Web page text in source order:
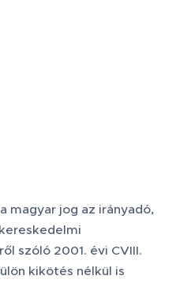
magyar jog az irányadó,
szóló 2001. évi CVIII.
kikötés nélkül is